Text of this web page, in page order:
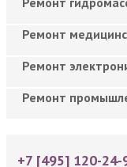
Ремонт
Ремонт
Ремонт
+7 [495] 120-24-